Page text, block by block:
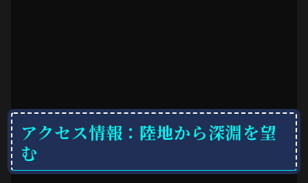
アクセス情報：陸地から深淵を望
む